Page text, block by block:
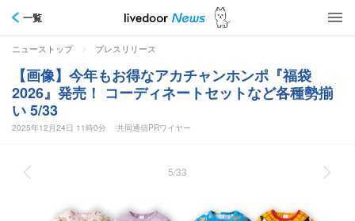
一覧
ニューストップ > プレスリリース
【画像】今年もお得なアカチャンホンポ『福袋
2026』発売！ コーディネートセットなど各種勢揃
い 5/33
2025年12月24日 11時0分 共同通信PRワイヤー
5/33